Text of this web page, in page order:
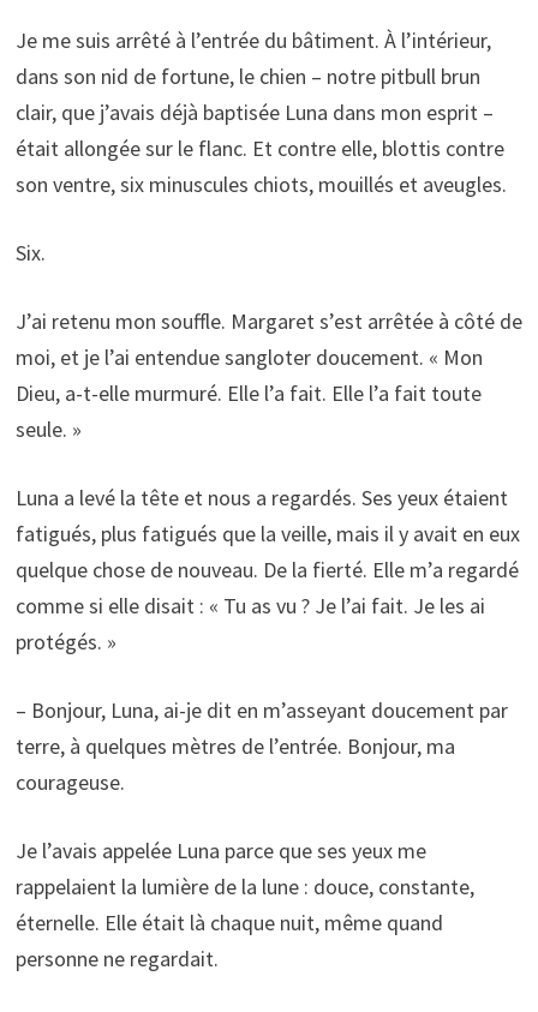
Je me suis arrêté à l’entrée du bâtiment. À l’intérieur,
dans son nid de fortune, le chien – notre pitbull brun
clair, que j’avais déjà baptisée Luna dans mon esprit –
était allongée sur le flanc. Et contre elle, blottis contre
son ventre, six minuscules chiots, mouillés et aveugles.
Six.
J’ai retenu mon souffle. Margaret s’est arrêtée à côté de
moi, et je l’ai entendue sangloter doucement. « Mon
Dieu, a-t-elle murmuré. Elle l’a fait. Elle l’a fait toute
seule. »
Luna a levé la tête et nous a regardés. Ses yeux étaient
fatigués, plus fatigués que la veille, mais il y avait en eux
quelque chose de nouveau. De la fierté. Elle m’a regardé
comme si elle disait : « Tu as vu ? Je l’ai fait. Je les ai
protégés. »
– Bonjour, Luna, ai-je dit en m’asseyant doucement par
terre, à quelques mètres de l’entrée. Bonjour, ma
courageuse.
Je l’avais appelée Luna parce que ses yeux me
rappelaient la lumière de la lune : douce, constante,
éternelle. Elle était là chaque nuit, même quand
personne ne regardait.